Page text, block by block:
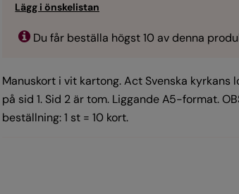
Du får beställa högst 10 av denna
Manuskort i vit kartong. Act Svenska kyrkans
på sid 1. Sid 2 är tom. Liggande A5-format.
beställning: 1 st = 10 kort.